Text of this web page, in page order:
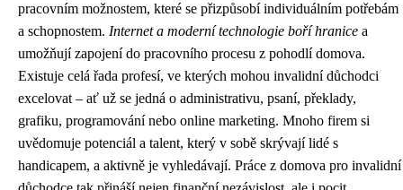
pracovním možnostem, které se přizpůsobí individuálním potřebám
a schopnostem. Internet a moderní technologie boří hranice a
umožňují zapojení do pracovního procesu z pohodlí domova.
Existuje celá řada profesí, ve kterých mohou invalidní důchodci
excelovat – ať už se jedná o administrativu, psaní, překlady,
grafiku, programování nebo online marketing. Mnoho firem si
uvědomuje potenciál a talent, který v sobě skrývají lidé s
handicapem, a aktivně je vyhledávají. Práce z domova pro invalidní